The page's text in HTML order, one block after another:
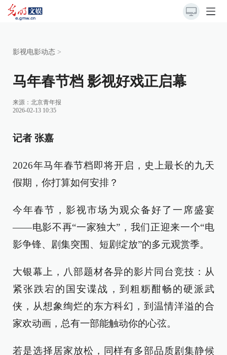
影视电影动态 >
马年春节档 影视好戏正启幕
来源： 北京青年报
2026-02-13 10:35
记者 张嘉
2026年马年春节档即将开启，史上最长的九天
假期，你打算如何安排？
今年春节，影视市场为观众备好了一席盛宴
——电影不再“一家独大”，我们正迎来一个“电
影争锋、剧集突围、短剧绽放”的多元观赏季。
大银幕上，八部题材各异的影片同台竞技：从
紧张跌宕的国安谍战，到粗粝酣畅的硬派武
侠，从想象绚烂的东方科幻，到温情洋溢的合
家欢动画，总有一部能触动你的心弦。
若是选择居家放松，同样有多部品质剧集静候